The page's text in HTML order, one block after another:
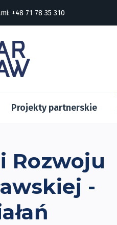
+48 71 78 35 310
Projekty partnerskie
Rozwoju
-